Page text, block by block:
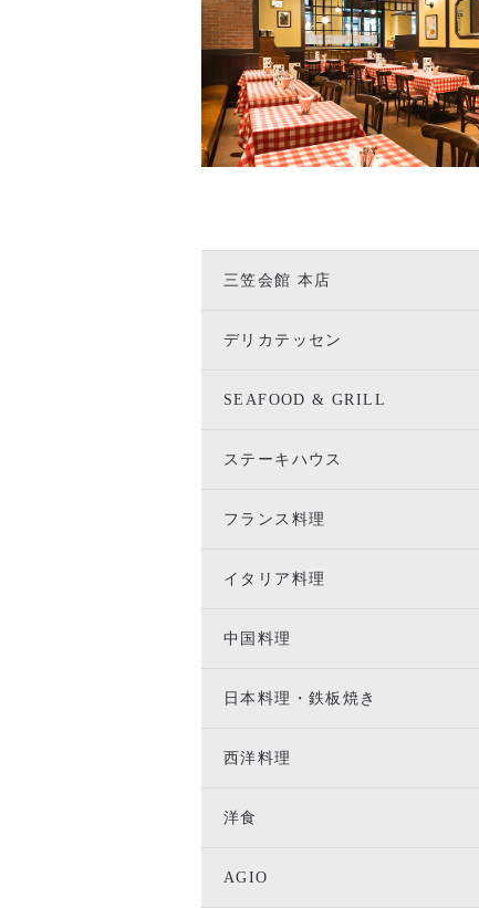
三笠会館 本店
デリカテッセン
SEAFOOD & GRILL
ステーキハウス
フランス料理
イタリア料理
中国料理
日本料理・鉄板焼き
西洋料理
洋食
AGIO